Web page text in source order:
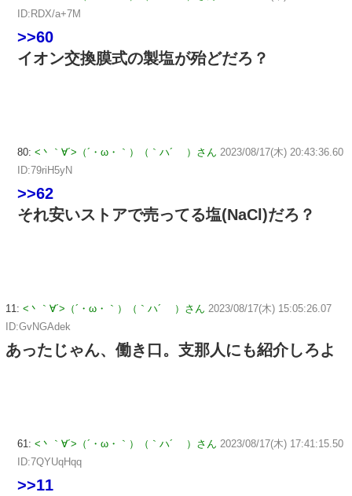
ID:RDX/a+7M
>>60
イオン交換膜式の製塩が殆どだろ？
80: <丶｀∀´>（´・ω・｀）（｀ハ´ ）さん 2023/08/17(木) 20:43:36.60
ID:79riH5yN
>>62
それ安いストアで売ってる塩(NaCl)だろ？
11: <丶｀∀´>（´・ω・｀）（｀ハ´ ）さん 2023/08/17(木) 15:05:26.07
ID:GvNGAdek
あったじゃん、働き口。支那人にも紹介しろよ
61: <丶｀∀´>（´・ω・｀）（｀ハ´ ）さん 2023/08/17(木) 17:41:15.50
ID:7QYUqHqq
>>11